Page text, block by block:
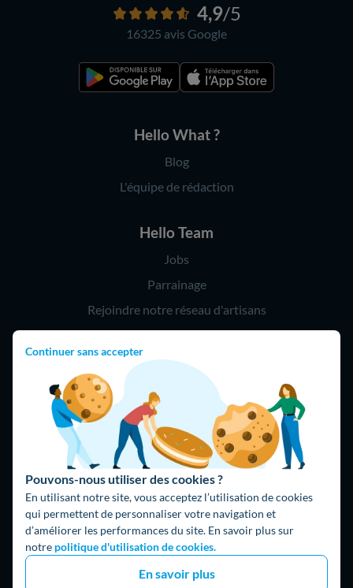
Continuer sans accepter
Pouvons-nous utiliser des cookies ?
En utilisant notre site, vous acceptez l’utilisation de cookies
qui permettent de personnaliser votre navigation et
d’améliorer les performances du site. En savoir plus sur
notre politique d'utilisation de cookies.
En savoir plus
4,9/5
16325 avis Google
Hello What ?
Blog
L'équipe de rédaction
Hello Team
Jobs
Parrainage
Rejoindre notre réseau d'artisans
Hello !
09 75 18 60 60
(8h-21h)
75018 Paris
Fait avec ⚡ par Hello Watt
© 2026 Hello Watt |CGU|Mentions légales